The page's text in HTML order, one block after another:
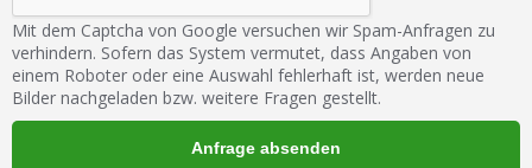
Mit dem Captcha von Google versuchen wir Spam-Anfragen zu
verhindern. Sofern das System vermutet, dass Angaben von
einem Roboter oder eine Auswahl fehlerhaft ist, werden neue
Bilder nachgeladen bzw. weitere Fragen gestellt.